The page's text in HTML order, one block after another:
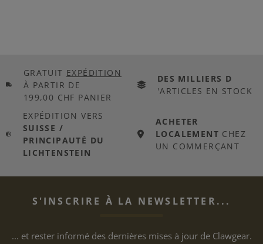
GRATUIT EXPÉDITION
À PARTIR DE
199,00 CHF PANIER
DES MILLIERS D
'ARTICLES EN STOCK
EXPÉDITION VERS
SUISSE /
PRINCIPAUTÉ DU
LICHTENSTEIN
ACHETER
LOCALEMENT CHEZ
UN COMMERÇANT
S'INSCRIRE À LA NEWSLETTER...
... et rester informé des dernières mises à jour de Clawgear.